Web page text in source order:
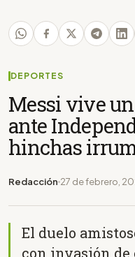
DEPORTES
Messi vive
ante
hinchas
Redacción 27 de febrero,
El duelo
con invasión